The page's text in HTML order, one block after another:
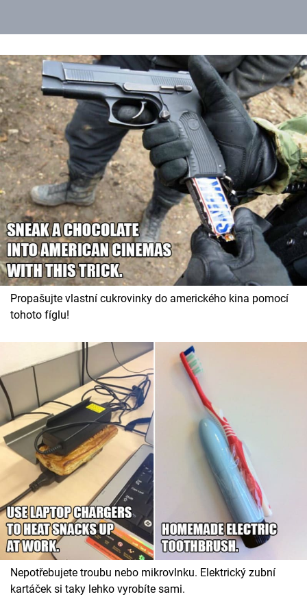
Propašujte vlastní cukrovinky do amerického kina pomocí
tohoto fíglu!
Nepotřebujete troubu nebo mikrovlnku. Elektrický zubní
kartáček si taky lehko vyrobíte sami.